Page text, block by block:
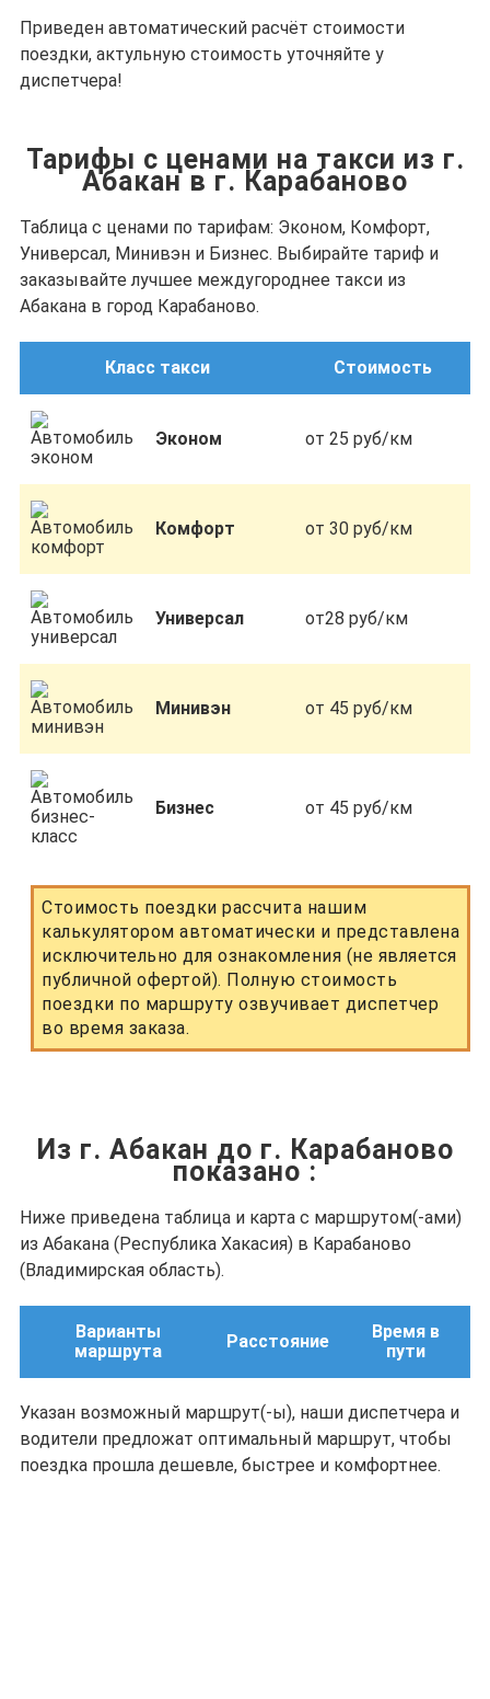
Приведен автоматический расчёт стоимости
поездки, актульную стоимость уточняйте у
диспетчера!
Тарифы с ценами на такси из г.
Абакан в г. Карабаново
Таблица с ценами по тарифам: Эконом, Комфорт,
Универсал, Минивэн и Бизнес. Выбирайте тариф и
заказывайте лучшее междугороднее такси из
Абакана в город Карабаново.
Класс такси Стоимость
Эконом от 25 руб/км
Комфорт от 30 руб/км
Универсал от28 руб/км
Минивэн от 45 руб/км
Бизнес от 45 руб/км
Стоимость поездки рассчита нашим
калькулятором автоматически и представлена
исключительно для ознакомления (не является
публичной офертой). Полную стоимость
поездки по маршруту озвучивает диспетчер
во время заказа.
Из г. Абакан до г. Карабаново
показано :
Ниже приведена таблица и карта с маршрутом(-ами)
из Абакана (Республика Хакасия) в Карабаново
(Владимирская область).
Варианты
маршрута
Расстояние
Время в
пути
Указан возможный маршрут(-ы), наши диспетчера и
водители предложат оптимальный маршрут, чтобы
поездка прошла дешевле, быстрее и комфортнее.